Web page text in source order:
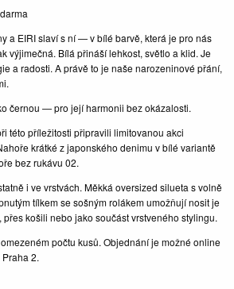
a EIRI slaví s ní — v bílé barvě, která je pro nás
výjimečná. Bílá přináší lehkost, světlo a klid. Je
a radosti. A právě to je naše narozeninové přání,
černou — pro její harmonii bez okázalosti.
této příležitosti připravili limitovanou akci
krátké z japonského denimu v bílé variantě
bez rukávu 02.
i ve vrstvách. Měkká oversized silueta s volně
tílkem se sošným rolákem umožňují nosit je
košili nebo jako součást vrstveného stylingu.
počtu kusů. Objednání je možné online
2.